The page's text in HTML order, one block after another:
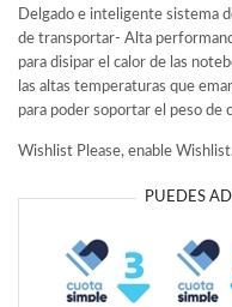
Delgado e inteligente sistema
de transportar- Alta
para disipar el calor de las
las altas temperaturas que
para poder soportar el peso de
Wishlist Please, enable
PUEDES